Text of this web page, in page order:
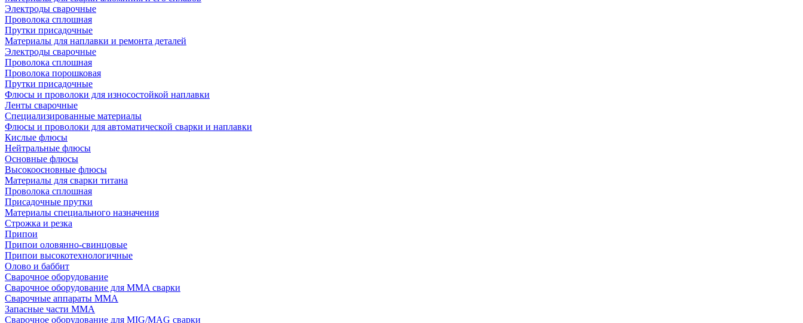
Электроды сварочные
Проволока сплошная
Прутки присадочные
Материалы для наплавки и ремонта деталей
Электроды сварочные
Проволока сплошная
Проволока порошковая
Прутки присадочные
Флюсы и проволоки для износостойкой наплавки
Ленты сварочные
Специализированные материалы
Флюсы и проволоки для автоматической сварки и наплавки
Кислые флюсы
Нейтральные флюсы
Основные флюсы
Высокоосновные флюсы
Материалы для сварки титана
Проволока сплошная
Присадочные прутки
Материалы специального назначения
Строжка и резка
Припои
Припои оловянно-свинцовые
Припои высокотехнологичные
Олово и баббит
Сварочное оборудование
Сварочное оборудование для MMA сварки
Сварочные аппараты MMA
Запасные части MMA
Сварочное оборудование для MIG/MAG сварки